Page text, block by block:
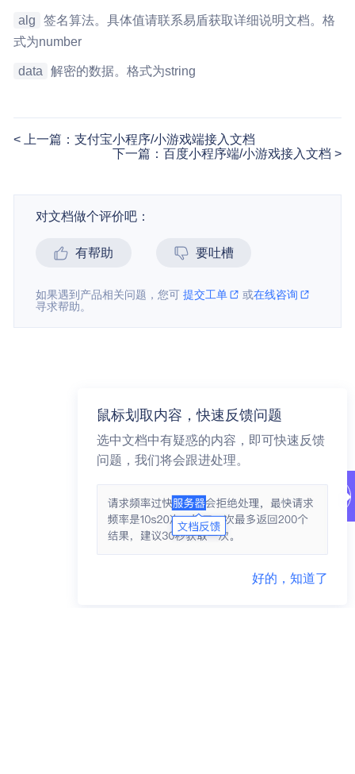
alg
签名算法。具体值请联系易盾获取详细说明文档。格
式为number
data 解密的数据。格式为string
上一篇：支付宝小程序/小游戏端接入文档
下一篇：百度小程序端/小游戏接入文档
对文档做个评价吧：
有帮助 要吐槽
如果遇到产品相关问题，您可提交工单 或在线咨询
寻求帮助。
鼠标划取内容，快速反馈问题
选中文档中有疑惑的内容，即可快速反馈
问题，我们将会跟进处理。
好的，知道了